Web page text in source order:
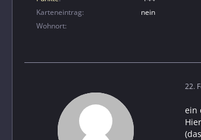
Karteneintrag
nein
Wohnort
22.
ein